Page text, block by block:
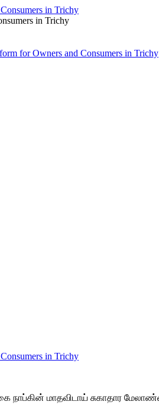
in Trichy
for Owners and Consumers in Trichy
மாதவிடாய் சுகாதார மேலாண்மை